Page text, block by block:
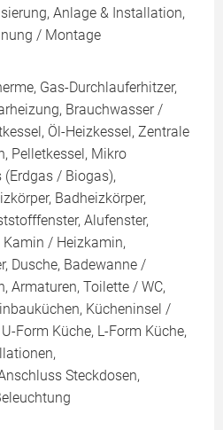
Anlage & Installation,
/ Montage
Gas-Durchlauferhitzer,
Brauchwasser /
Öl-Heizkessel, Zentrale
Pelletkessel, Mikro
(Erdgas / Biogas),
Badheizkörper,
Alufenster,
Kamin / Heizkamin,
Dusche, Badewanne /
Armaturen, Toilette / WC,
Kücheninsel /
Form Küche, L-Form Küche,
Steckdosen,